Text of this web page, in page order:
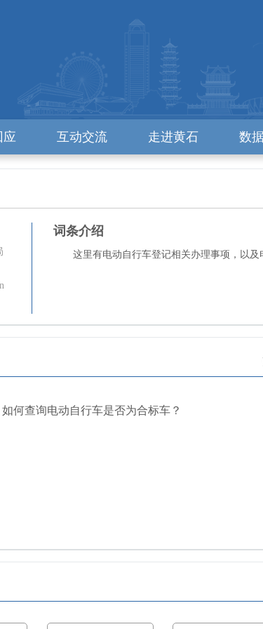
应 互动交流 走进黄石 数
词条介绍
这里有电动自行车登记相关办理事项，以及
如何查询电动自行车是否为合标车？